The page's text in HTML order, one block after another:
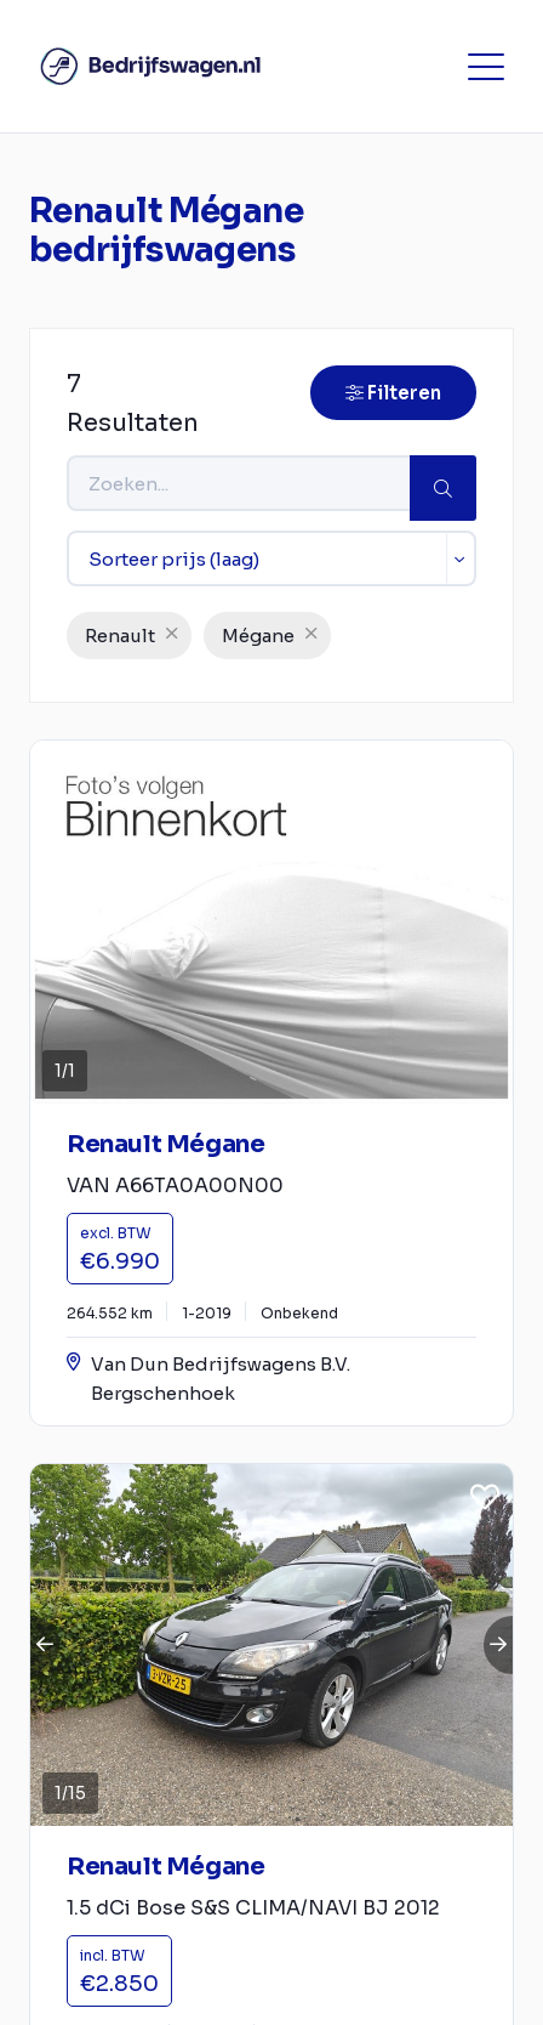
Renault Mégane
bedrijfswagens
7
Resultaten
Filteren
Renault Mégane
1/1
Renault Mégane
VAN A66TA0A00N00
excl. BTW
€6.990
264.552 km 1-2019 Onbekend
Van Dun Bedrijfswagens B.V.
Bergschenhoek
1/15
Renault Mégane
1.5 dCi Bose S&S CLIMA/NAVI BJ 2012
incl. BTW
€2.850